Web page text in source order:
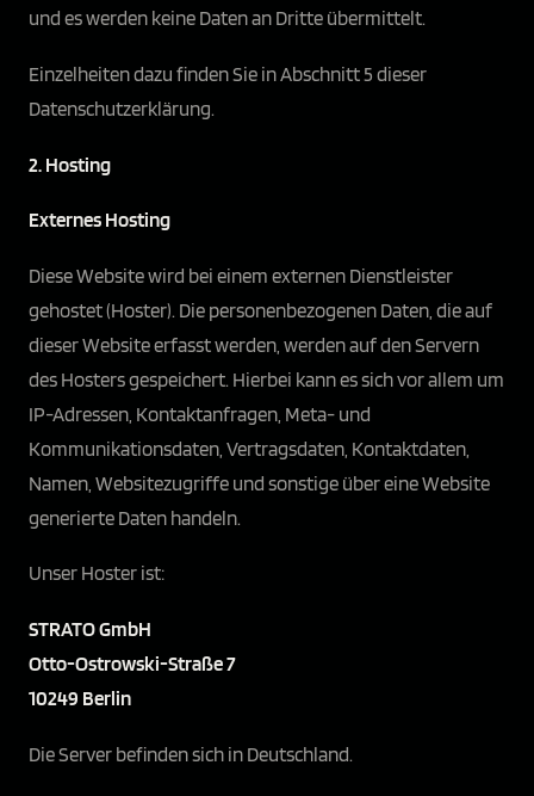
und es werden keine Daten an Dritte übermittelt.
Einzelheiten dazu finden Sie in Abschnitt 5 dieser
Datenschutzerklärung.
2. Hosting
Externes Hosting
Diese Website wird bei einem externen Dienstleister
gehostet (Hoster). Die personenbezogenen Daten, die auf
dieser Website erfasst werden, werden auf den Servern
des Hosters gespeichert. Hierbei kann es sich vor allem um
IP-Adressen, Kontaktanfragen, Meta- und
Kommunikationsdaten, Vertragsdaten, Kontaktdaten,
Namen, Websitezugriffe und sonstige über eine Website
generierte Daten handeln.
Unser Hoster ist:
STRATO GmbH
Otto-Ostrowski-Straße 7
10249 Berlin
Die Server befinden sich in Deutschland.